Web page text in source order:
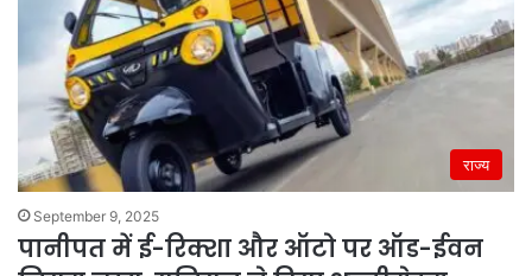
राज्य
September 9, 2025
पानीपत में ई-रिक्शा और ऑटो पर ऑड-ईवन